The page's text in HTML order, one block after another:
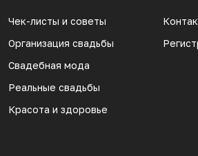
Чек-листы и советы
Организация свадьбы
Свадебная мода
Реальные свадьбы
Красота и здоровье